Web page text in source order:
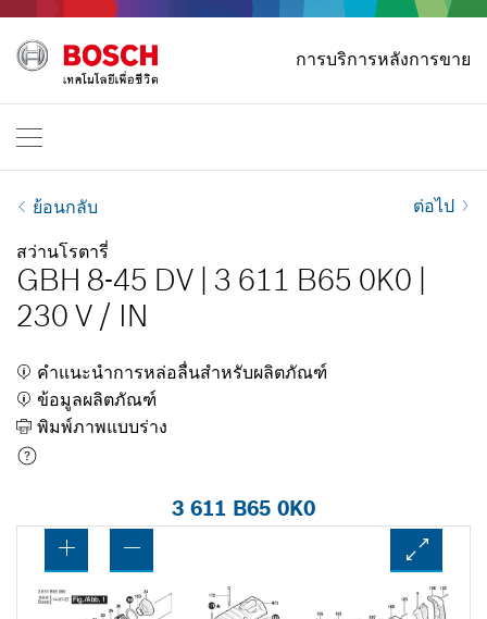
การบริการหลังการขาย
หน้าหลัก
Bosch Professional
EN | English
ย้อนกลับ ต่อไป
สว่านโรตารี่
GBH 8-45 DV 3 611 B65 0K0
230 V / IN
คำแนะนำการหล่อลื่นสำหรับผลิตภัณฑ์
ข้อมูลผลิตภัณฑ์
พิมพ์ภาพแบบร่าง
3 611 B65 0K0